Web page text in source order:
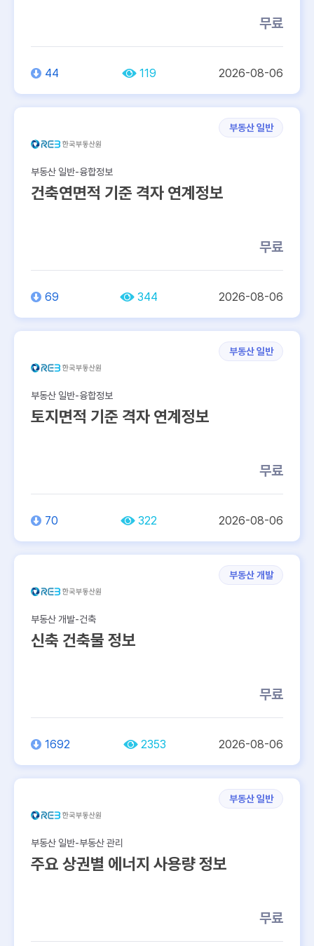
무료
44 119 2026-08-06
부동산 일반
부동산 일반-융합정보
건축연면적 기준 격자 연계정보
무료
69 344 2026-08-06
부동산 일반
부동산 일반-융합정보
토지면적 기준 격자 연계정보
무료
70 322 2026-08-06
부동산 개발
부동산 개발-건축
신축 건축물 정보
무료
1692 2353 2026-08-06
부동산 일반
부동산 일반-부동산 관리
주요 상권별 에너지 사용량 정보
무료